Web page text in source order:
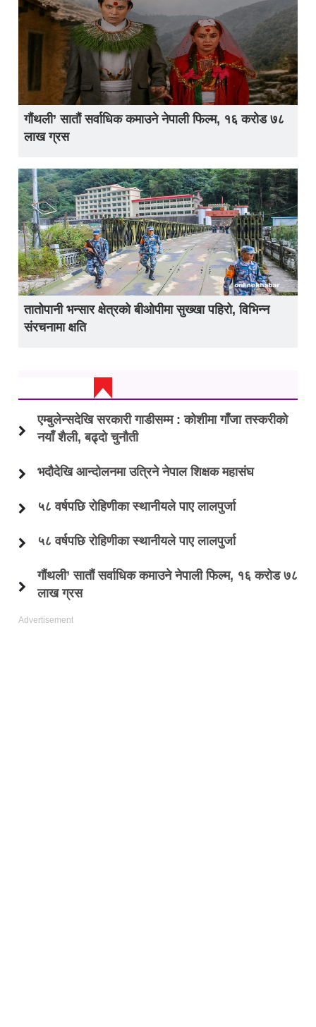
गौंथली’ सातौं सर्वाधिक कमाउने नेपाली फिल्म, १६ करोड ७८
लाख ग्रस
तातोपानी भन्सार क्षेत्रको बीओपीमा सुख्खा पहिरो, विभिन्न
संरचनामा क्षति
एम्बुलेन्सदेखि सरकारी गाडीसम्म : कोशीमा गाँजा तस्करीको
नयाँ शैली, बढ्दो चुनौती
भदौदेखि आन्दोलनमा उत्रिने नेपाल शिक्षक महासंघ
५८ वर्षपछि रोहिणीका स्थानीयले पाए लालपुर्जा
५८ वर्षपछि रोहिणीका स्थानीयले पाए लालपुर्जा
गौंथली’ सातौं सर्वाधिक कमाउने नेपाली फिल्म, १६ करोड ७८
लाख ग्रस